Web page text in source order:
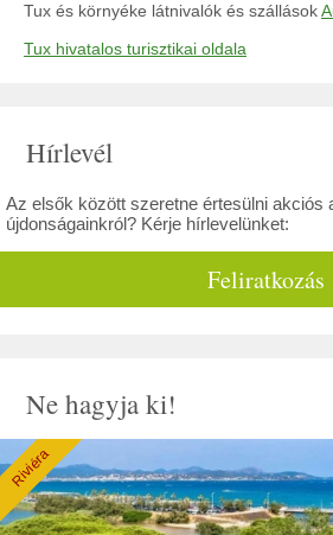
Tux és környéke látnivalók és szállások
Tux hivatalos turisztikai oldala
Hírlevél
Az elsők között szeretne értesülni akciós
újdonságainkról? Kérje hírlevelünket:
Feliratkozás
Ne hagyja ki!
Riviéra